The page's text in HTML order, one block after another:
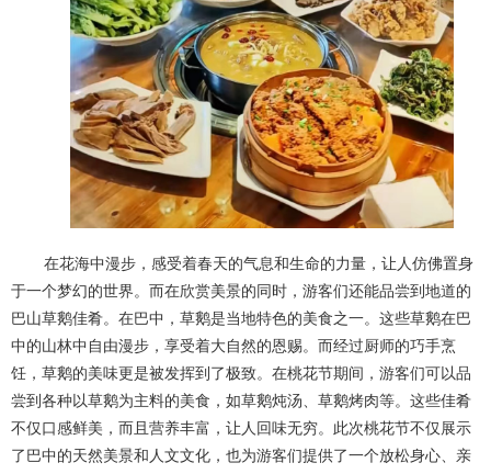
在花海中漫步，感受着春天的气息和生命的力量，让人仿佛置身
于一个梦幻的世界。而在欣赏美景的同时，游客们还能品尝到地道的
巴山草鹅佳肴。在巴中，草鹅是当地特色的美食之一。这些草鹅在巴
中的山林中自由漫步，享受着大自然的恩赐。而经过厨师的巧手烹
饪，草鹅的美味更是被发挥到了极致。在桃花节期间，游客们可以品
尝到各种以草鹅为主料的美食，如草鹅炖汤、草鹅烤肉等。这些佳肴
不仅口感鲜美，而且营养丰富，让人回味无穷。此次桃花节不仅展示
了巴中的天然美景和人文文化，也为游客们提供了一个放松身心、亲